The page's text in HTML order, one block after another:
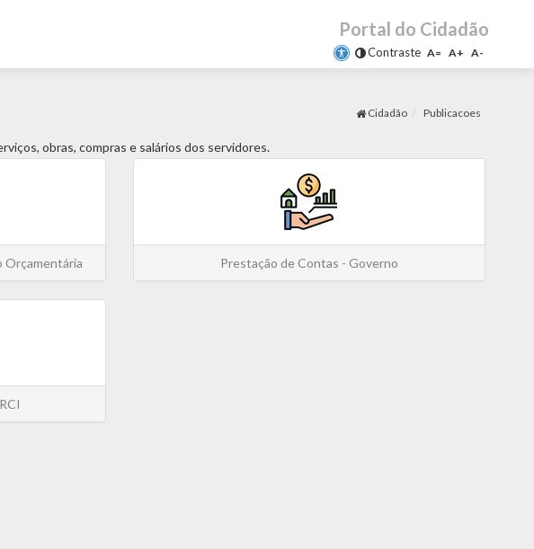
Portal do Cidadão
Contraste A= A+ A-
Cidadão Publicacoes
obras, compras e salários dos servidores.
Orçamentária Prestação de Contas - Governo